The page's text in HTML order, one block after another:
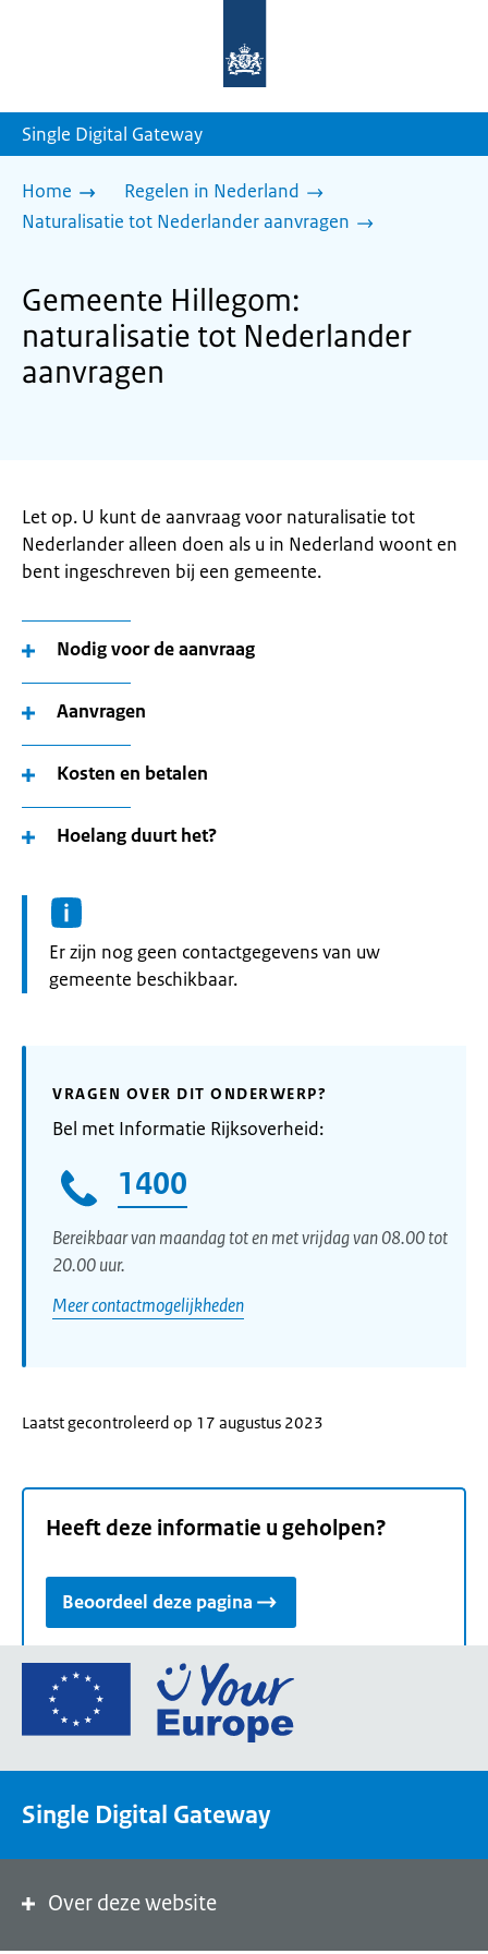
homepage
Single Digital Gateway
Home
Regelen in Nederland
Naturalisatie tot Nederlander aanvragen
Gemeente Hillegom:
naturalisatie tot Nederlander
aanvragen
Let op. U kunt de aanvraag voor naturalisatie tot
Nederlander alleen doen als u in Nederland woont en
bent ingeschreven bij een gemeente.
Nodig voor de aanvraag
Aanvragen
Kosten en betalen
Hoelang duurt het?
Informatie:
Er zijn nog geen contactgegevens van uw
gemeente beschikbaar.
VRAGEN OVER DIT ONDERWERP?
Bel met Informatie Rijksoverheid:
1400
Bereikbaar van maandag tot en met vrijdag van 08.00 tot
20.00 uur.
Meer contactmogelijkheden
Laatst gecontroleerd op 17 augustus 2023
Heeft deze informatie u geholpen?
Beoordeel deze pagina
Ga
de
een
de
Single Digital Gateway
Over deze website